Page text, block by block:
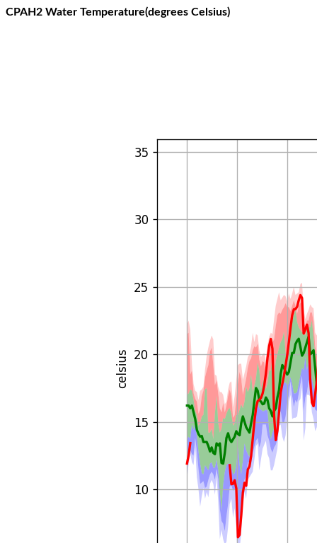
CPAH2 Water Temperature(degrees Celsius)